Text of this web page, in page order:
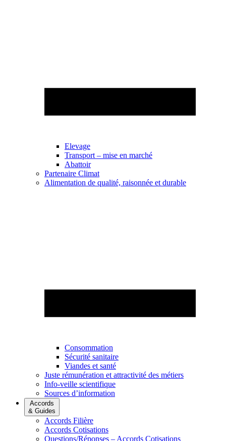
Elevage
Transport – mise en marché
Abattoir
Partenaire Climat
Alimentation de qualité, raisonnée et durable
Consommation
Sécurité sanitaire
Viandes et santé
Juste rémunération et attractivité des métiers
Info-veille scientifique
Sources d’information
Accords
& Guides
Accords Filière
Accords Cotisations
Questions/Réponses – Accords Cotisations